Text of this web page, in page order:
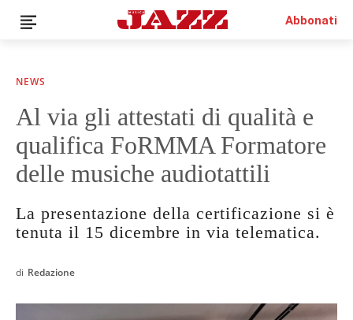
News
Interviste
Rubriche
Top Jazz
Radio
Area riservata
Abbonati
NEWS
Al via gli attestati di qualità e
qualifica FoRMMA Formatore
delle musiche audiotattili
La presentazione della certificazione si è
tenuta il 15 dicembre in via telematica.
di Redazione